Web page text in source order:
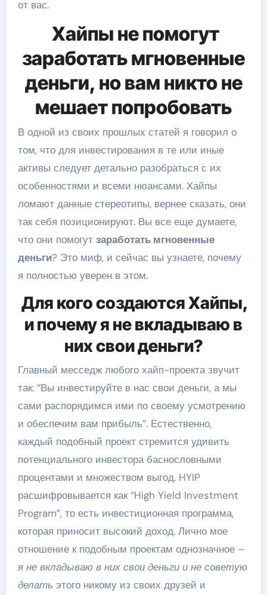
от вас.
Хайпы не помогут
заработать мгновенные
деньги, но вам никто не
мешает попробовать
В одной из своих прошлых статей я говорил о
том, что для инвестирования в те или иные
активы следует детально разобраться с их
особенностями и всеми нюансами. Хайпы
ломают данные стереотипы, вернее сказать, они
так себя позиционируют. Вы все еще думаете,
что они помогут заработать мгновенные
деньги? Это миф, и сейчас вы узнаете, почему
я полностью уверен в этом.
Для кого создаются Хайпы,
и почему я не вкладываю в
них свои деньги?
Главный месседж любого хайп-проекта звучит
так: “Вы инвестируйте в нас свои деньги, а мы
сами распорядимся ими по своему усмотрению
и обеспечим вам прибыль”. Естественно,
каждый подобный проект стремится удивить
потенциального инвестора баснословными
процентами и множеством выгод. HYIP
расшифровывается как “High Yield Investment
Program”, то есть инвестиционная программа,
которая приносит высокий доход. Лично мое
отношение к подобным проектам однозначное –
я не вкладываю в них свои деньги и не советую
делать этого никому из своих друзей и